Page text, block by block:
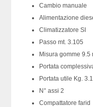
Cambio manuale
Alimentazione
Climatizzatore SI
Passo mt. 3.105
Misura gomme 9.5
Portata
Portata utile Kg.
N° assi 2
Compattatore farid